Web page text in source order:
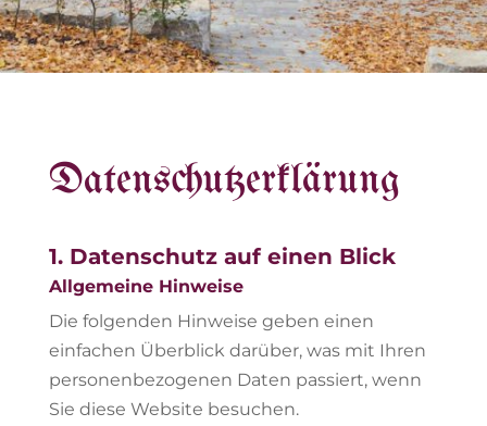
Datenschutz­erklärung
1. Datenschutz auf einen Blick
Allgemeine Hinweise
Die folgenden Hinweise geben einen
einfachen Überblick darüber, was mit Ihren
personenbezogenen Daten passiert, wenn
Sie diese Website besuchen.